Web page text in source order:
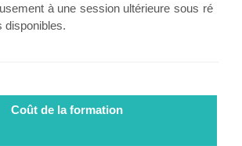
à une session ultérieure sous ré
disponibles.
Coût de la formation